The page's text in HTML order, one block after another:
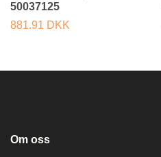
50037125
881.91 DKK
Om oss